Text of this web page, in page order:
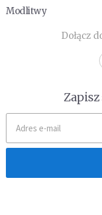
Modlitwy
Dołącz